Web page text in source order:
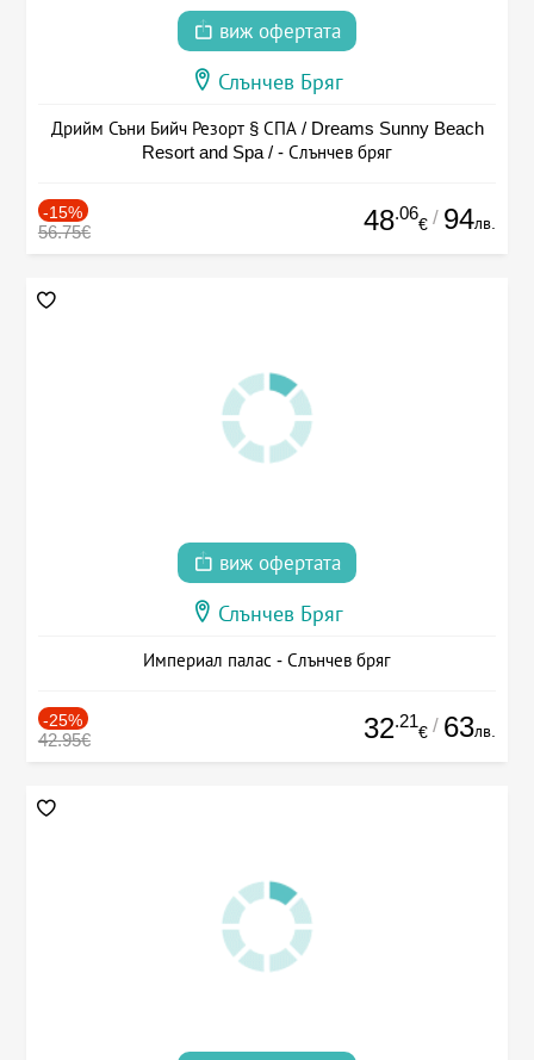
виж офертата
Слънчев Бряг
Дрийм Съни Бийч Резорт § СПА / Dreams Sunny Beach
Resort and Spa / - Слънчев бряг
-15%
56.75€ 48.06
€ / 94лв.
виж офертата
Слънчев Бряг
Империал палас - Слънчев бряг
-25%
42.95€ 32.21
€ / 63лв.